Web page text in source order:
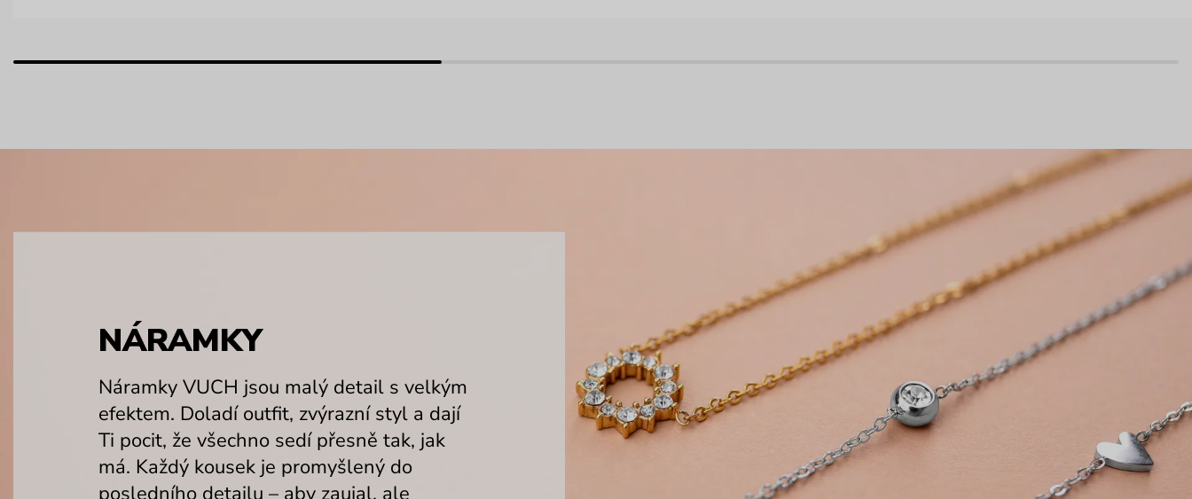
NÁRAMKY
Náramky VUCH jsou malý detail s velkým
efektem. Doladí outfit, zvýrazní styl a dají
Ti pocit, že všechno sedí přesně tak, jak
má. Každý kousek je promyšlený do